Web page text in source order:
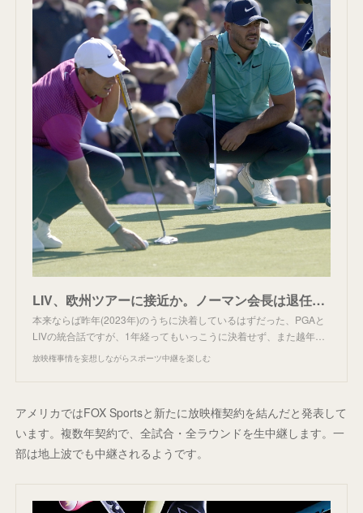
LIV、欧州ツアーに接近か。ノーマン会長は退任の報。
本来ならば昨年(2023年)のうちに決着しているはずだった、PGAと
LIVの統合話ですが、1年経ってもいっこうに決着せず、また越年…
放映権事情を妄想しながらスポーツ中継を楽しむ
アメリカではFOX Sportsと新たに放映権契約を結んだと発表して
います。複数年契約で、全試合・全ラウンドを生中継します。一
部は地上波でも中継されるようです。